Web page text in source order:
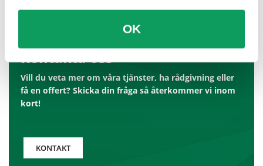
OK
Kontakta oss
Vill du veta mer om våra tjänster, ha rådgivning eller
få en offert? Skicka din fråga så återkommer vi inom
kort!
KONTAKT